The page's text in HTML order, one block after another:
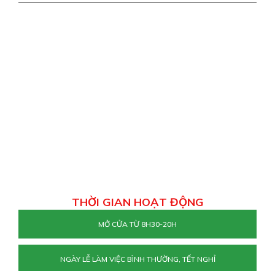
THỜI GIAN HOẠT ĐỘNG
MỞ CỬA TỪ 8H30-20H
NGÀY LỄ LÀM VIỆC BÌNH THƯỜNG, TẾT NGHỈ